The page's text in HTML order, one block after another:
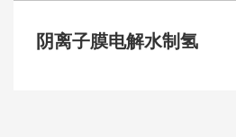
阴离子膜电解水制氢